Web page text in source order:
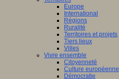
Europe
International
Régions
Ruralité
Territoires et projets
Tiers lieux
Villes
Vivre ensemble
Citoyenneté
Culture européenne
Démocratie